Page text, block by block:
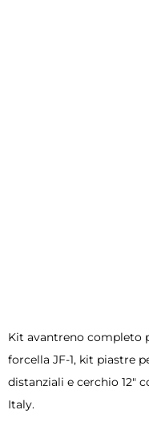
Kit avantreno completo
forcella JF-1, kit piastre
distanziali e cerchio 12″
Italy.